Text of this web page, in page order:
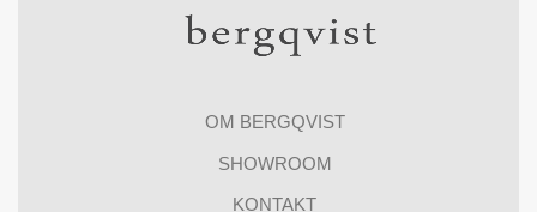
OM BERGQVIST
SHOWROOM
KONTAKT